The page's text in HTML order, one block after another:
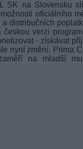
SK na Slovensku
oficiálního
distribučních
českou verzi
- získávat
nyní změní. Prima
na mladší